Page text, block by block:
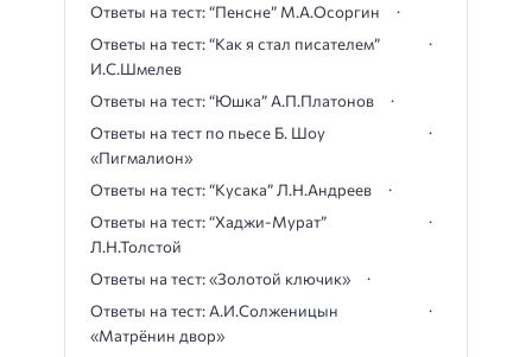
Ответы на тест: “Пенсне” М.А.Осоргин
Ответы на тест: “Как я стал писателем”
И.С.Шмелев
Ответы на тест: “Юшка” А.П.Платонов
Ответы на тест по пьесе Б. Шоу
«Пигмалион»
Ответы на тест: “Кусака” Л.Н.Андреев
Ответы на тест: “Хаджи-Мурат”
Л.Н.Толстой
Ответы на тест: «Золотой ключик»
Ответы на тест: А.И.Солженицын
«Матрёнин двор»